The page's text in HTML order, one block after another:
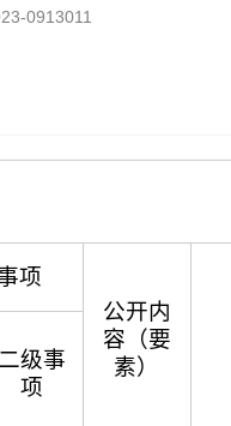
0913011
项
公开内
容（要
素）
二级事
项